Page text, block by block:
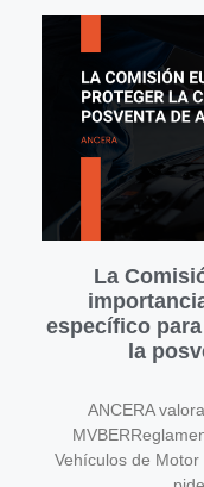
La
específico
la
ANCERA
Vehículos de Motor